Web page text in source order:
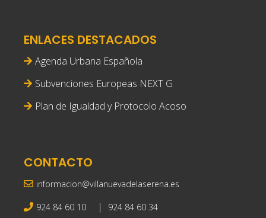
ENLACES DESTACADOS
Agenda Urbana Española
Subvenciones Europeas NEXT G
Plan de Igualdad y Protocolo Acoso
CONTACTO
informacion@villanuevadelaserena.es
924 84 60 10 | 924 84 60 34